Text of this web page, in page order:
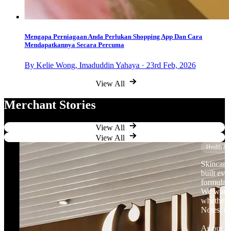
Mengapa Perniagaan Anda Perlukan Shopping App Dan Cara
Mendapatkannya Secara Percuma
By Kelie Wong, Imaduddin Yahaya · 23rd Feb, 2026
View All
Merchant Stories
View All
View All
Health
built
We
whether
Notes,
As our